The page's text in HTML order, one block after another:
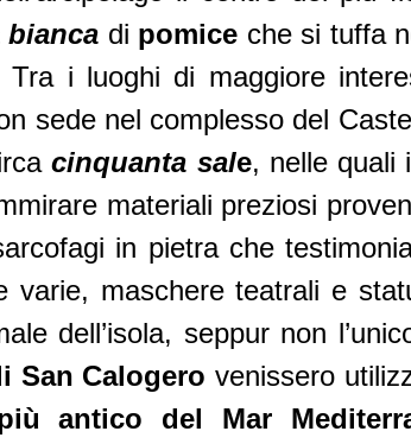
bianca di pomice che si tuffa
Tra i luoghi di maggiore
sede nel complesso del
cinquanta sale, nelle quali
materiali preziosi
in pietra che
varie, maschere teatrali e
dell’isola, seppur non
San Calogero venissero
antico del Mar